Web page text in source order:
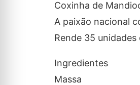
Coxinha de
A paixão nacional
Rende 35 unidades
Ingredientes
Massa